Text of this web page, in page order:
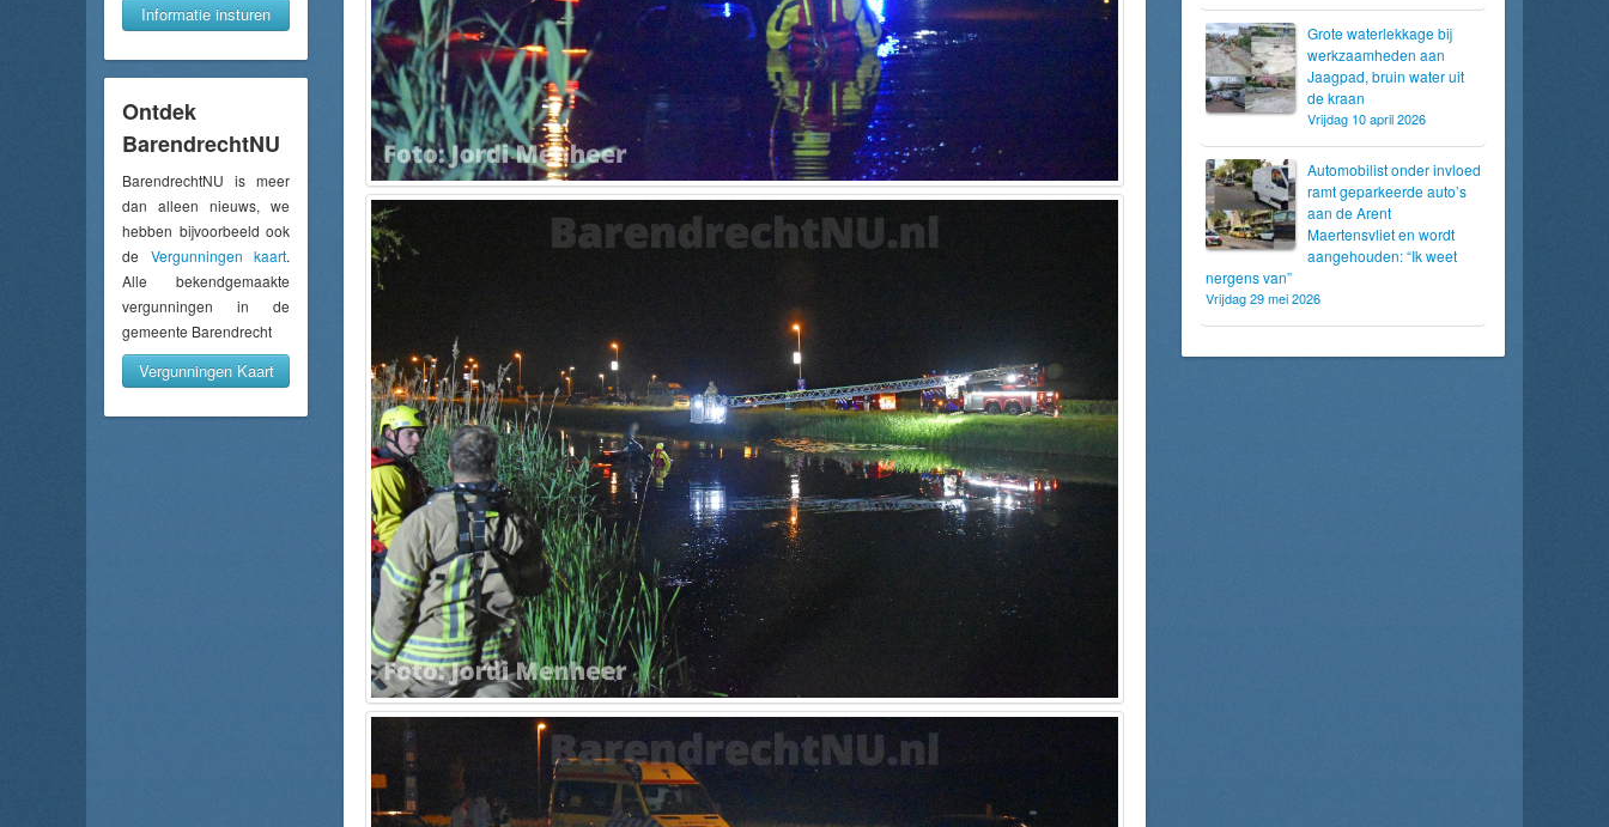
Informatie insturen
Ontdek
BarendrechtNU
BarendrechtNU is meer
dan alleen nieuws, we
hebben bijvoorbeeld ook
de Vergunningen kaart.
Alle bekendgemaakte
vergunningen in de
gemeente Barendrecht
Vergunningen Kaart
Grote waterlekkage bij
werkzaamheden aan
Jaagpad, bruin water uit
de kraan
Vrijdag 10 april 2026
Automobilist onder invloed
ramt geparkeerde auto’s
aan de Arent
Maertensvliet en wordt
aangehouden: “Ik weet
nergens van”
Vrijdag 29 mei 2026